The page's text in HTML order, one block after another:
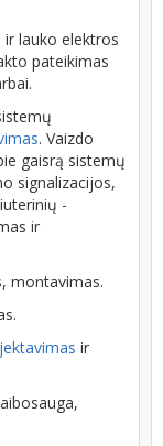
ir lauko elektros
pateikimas
. Vaizdo
gaisrą sistemų
signalizacijos,
-
ir
montavimas.
ir